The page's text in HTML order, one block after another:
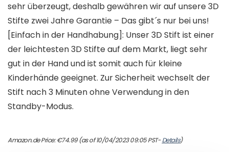
sehr überzeugt, deshalb gewähren wir auf unsere 3D
Stifte zwei Jahre Garantie – Das gibt´s nur bei uns!
[Einfach in der Handhabung]: Unser 3D Stift ist einer
der leichtesten 3D Stifte auf dem Markt, liegt sehr
gut in der Hand und ist somit auch für kleine
Kinderhände geeignet. Zur Sicherheit wechselt der
Stift nach 3 Minuten ohne Verwendung in den
Standby-Modus.
Amazon.de Price:€74.99(as of 10/04/2023 09:05 PST-Details)